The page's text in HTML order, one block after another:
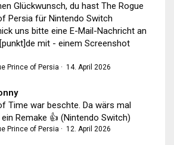
Glückwunsch, du hast The Rogue
Persia für Nintendo Switch
uns bitte eine E-Mail-Nachricht an
mit - einem Screenshot
Prince of Persia · 14. April 2026
Time war beschte. Da wärs mal
Remake 👍 (Nintendo Switch)
Prince of Persia · 12. April 2026